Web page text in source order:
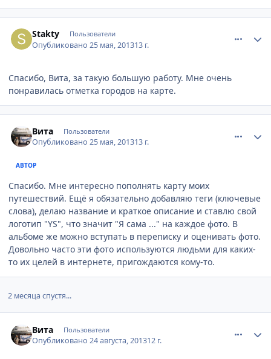
Stakty Пользователи
Опубликовано25 мая, 201313 г.
Спасибо, Вита, за такую большую работу. Мне очень
понравилась отметка городов на карте.
Вита Пользователи
Опубликовано25 мая, 201313 г.
АВТОР
Спасибо. Мне интересно пополнять карту моих
путешествий. Ещё я обязательно добавляю теги (ключевые
слова), делаю название и краткое описание и ставлю свой
логотип "YS", что значит "Я сама ..." на каждое фото. В
альбоме же можно вступать в переписку и оценивать фото.
Довольно часто эти фото используются людьми для каких-
то их целей в интернете, пригождаются кому-то.
2 месяца спустя...
Вита Пользователи
Опубликовано24 августа, 201312 г.